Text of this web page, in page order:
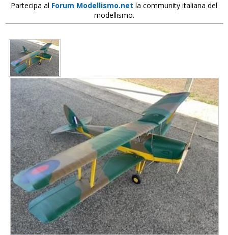
Partecipa al Forum Modellismo.net la community italiana del
modellismo.